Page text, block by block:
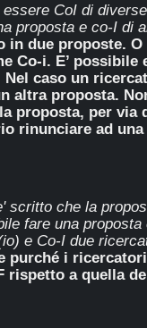
CoI di
proposta e co-I di
in due proposte.
Co-i. E’
Nel caso un
altra proposta.
proposta, per
rinunciare ad
scritto che la
fare una
e Co-I due
purché i
rispetto a quella